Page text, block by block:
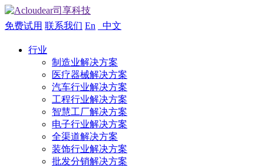
免费试用 联系我们 En 中文
行业
制造业解决方案
医疗器械解决方案
汽车行业解决方案
工程行业解决方案
智慧工厂解决方案
电子行业解决方案
全渠道解决方案
装饰行业解决方案
批发分销解决方案